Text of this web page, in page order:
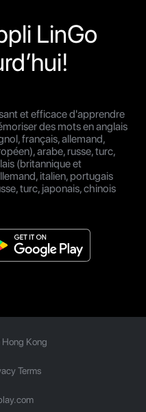
LinGo
et efficace d'apprendre
des mots en anglais
français, allemand,
arabe, russe, turc,
(britannique et
italien, portugais
turc, japonais, chinois
Hong Kong
Terms